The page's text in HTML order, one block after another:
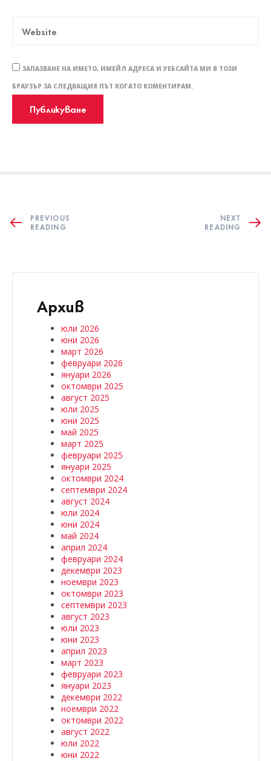
ЗАПАЗВАНЕ НА ИМЕТО, ИМЕЙЛ АДРЕСА И УЕБСАЙТА МИ В ТОЗИ
БРАУЗЪР ЗА СЛЕДВАЩИЯ ПЪТ КОГАТО КОМЕНТИРАМ.
PREVIOUS
READING
NEXT
READING
Архив
юли 2026
юни 2026
март 2026
февруари 2026
януари 2026
октомври 2025
август 2025
юли 2025
юни 2025
май 2025
март 2025
февруари 2025
януари 2025
октомври 2024
септември 2024
август 2024
юли 2024
юни 2024
май 2024
април 2024
февруари 2024
декември 2023
ноември 2023
октомври 2023
септември 2023
август 2023
юли 2023
юни 2023
април 2023
март 2023
февруари 2023
януари 2023
декември 2022
ноември 2022
октомври 2022
август 2022
юли 2022
юни 2022